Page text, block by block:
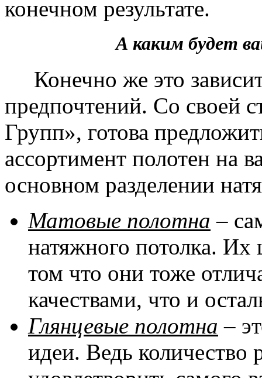
конечном результате.
А каким будет
Конечно же это
предпочтений. Со своей
Групп», готова
ассортимент полотен на
основном разделении
Матовые полотна –
натяжного потолка. Их
том что они тоже
качествами, что и
Глянцевые полотна –
идеи. Ведь количество